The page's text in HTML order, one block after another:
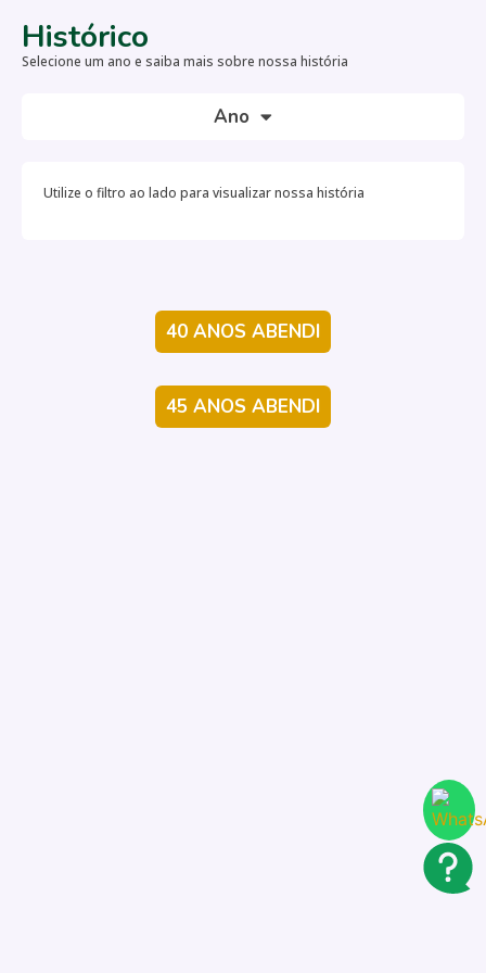
Histórico
Selecione um ano e saiba mais sobre nossa história
Ano
Utilize o filtro ao lado para visualizar nossa história
40 ANOS ABENDI
45 ANOS ABENDI